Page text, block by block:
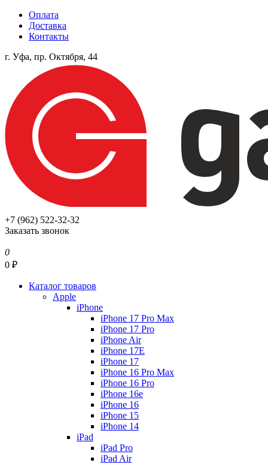
Оплата
Доставка
Контакты
г. Уфа, пр. Октября, 44
+7 (962) 522-32-32
Заказать звонок
0
0 ₽
Каталог товаров
Apple
iPhone
iPhone 17 Pro Max
iPhone 17 Pro
iPhone Air
iPhone 17E
iPhone 17
iPhone 16 Pro Max
iPhone 16 Pro
iPhone 16e
iPhone 16
iPhone 15
iPhone 14
iPad
iPad Pro
iPad Air